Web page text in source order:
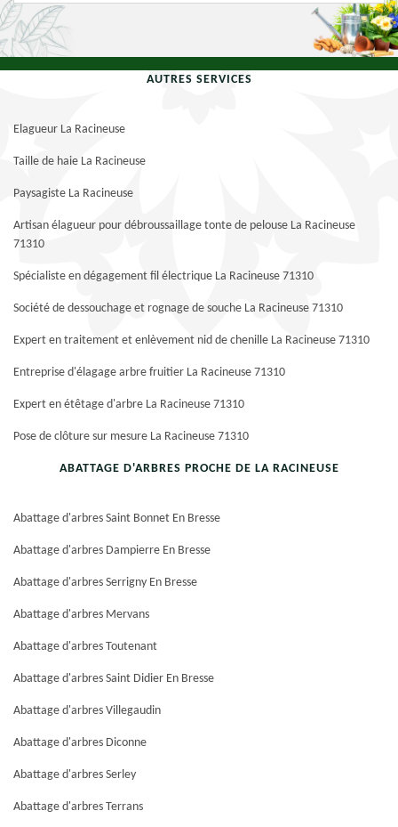
AUTRES SERVICES
Elagueur La Racineuse
Taille de haie La Racineuse
Paysagiste La Racineuse
Artisan élagueur pour débroussaillage tonte de pelouse La Racineuse
71310
Spécialiste en dégagement fil électrique La Racineuse 71310
Société de dessouchage et rognage de souche La Racineuse 71310
Expert en traitement et enlèvement nid de chenille La Racineuse 71310
Entreprise d'élagage arbre fruitier La Racineuse 71310
Expert en étêtage d'arbre La Racineuse 71310
Pose de clôture sur mesure La Racineuse 71310
ABATTAGE D'ARBRES PROCHE DE LA RACINEUSE
Abattage d'arbres Saint Bonnet En Bresse
Abattage d'arbres Dampierre En Bresse
Abattage d'arbres Serrigny En Bresse
Abattage d'arbres Mervans
Abattage d'arbres Toutenant
Abattage d'arbres Saint Didier En Bresse
Abattage d'arbres Villegaudin
Abattage d'arbres Diconne
Abattage d'arbres Serley
Abattage d'arbres Terrans